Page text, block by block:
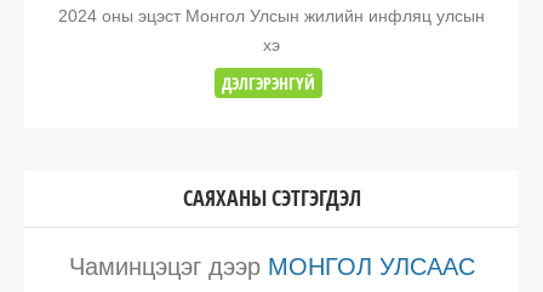
2024 оны эцэст Монгол Улсын жилийн инфляц улсын
хэ
ДЭЛГЭРЭНГҮЙ
САЯХАНЫ СЭТГЭГДЭЛ
Чаминцэцэгдээр МОНГОЛ УЛСААС